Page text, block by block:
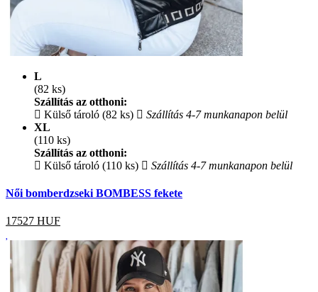
L
(82 ks)
Szállítás az otthoni:
Külső tároló (82 ks)
Szállítás 4-7 munkanapon belül
XL
(110 ks)
Szállítás az otthoni:
Külső tároló (110 ks)
Szállítás 4-7 munkanapon belül
Női bomberdzseki BOMBESS fekete
17527 HUF